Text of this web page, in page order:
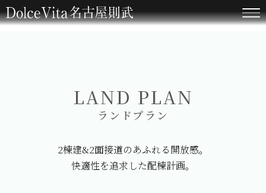
LAND PLAN
ランドプラン
2棟建&2面接道のあふれる開放感。
快適性を追求した配棟計画。